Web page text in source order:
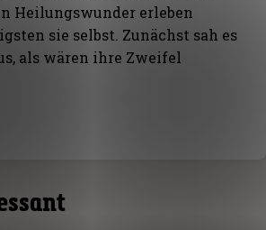
Heilungswunder erleben
sie selbst. Zunächst sah es
als wären ihre Zweifel